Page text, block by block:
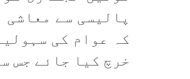
پالیسی سے
کہ عوام کی
خرچ کیا جائے جس